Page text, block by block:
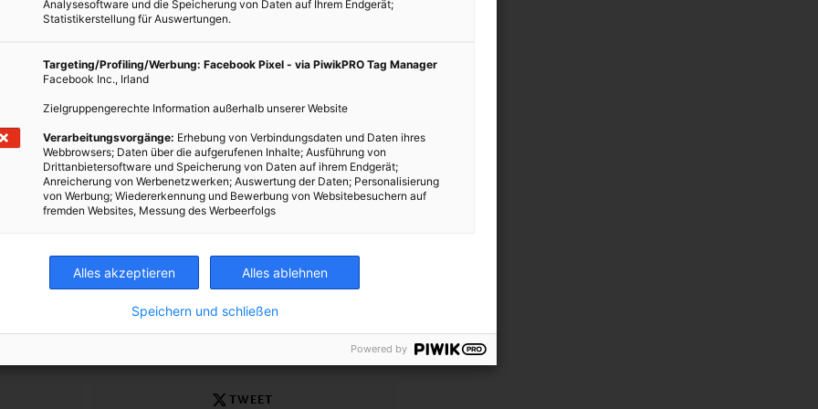
allem, was das tägliche Leben berührt, um dieses nachhaltiger
Mit folgenden Links gelangst du der Reihe nach zu mehr
Einsteiger bis zu Profis.
Haltbarmachen
TWEET
Analysesoftware und die Speicherung von Daten auf Ihrem Endgerät;
Statistikerstellung für Auswertungen.
Targeting/Profiling/Werbung: Facebook Pixel - via PiwikPRO Tag Manager
Facebook Inc., Irland
Zielgruppengerechte Information außerhalb unserer Website
Verarbeitungsvorgänge: Erhebung von Verbindungsdaten und Daten ihres
Webbrowsers; Daten über die aufgerufenen Inhalte; Ausführung von
Drittanbietersoftware und Speicherung von Daten auf ihrem Endgerät;
Anreicherung von Werbenetzwerken; Auswertung der Daten; Personalisierung
von Werbung; Wiedererkennung und Bewerbung von Websitebesuchern auf
fremden Websites, Messung des Werbeerfolgs
Alles akzeptieren Alles ablehnen
Speichern und schließen
Powered by